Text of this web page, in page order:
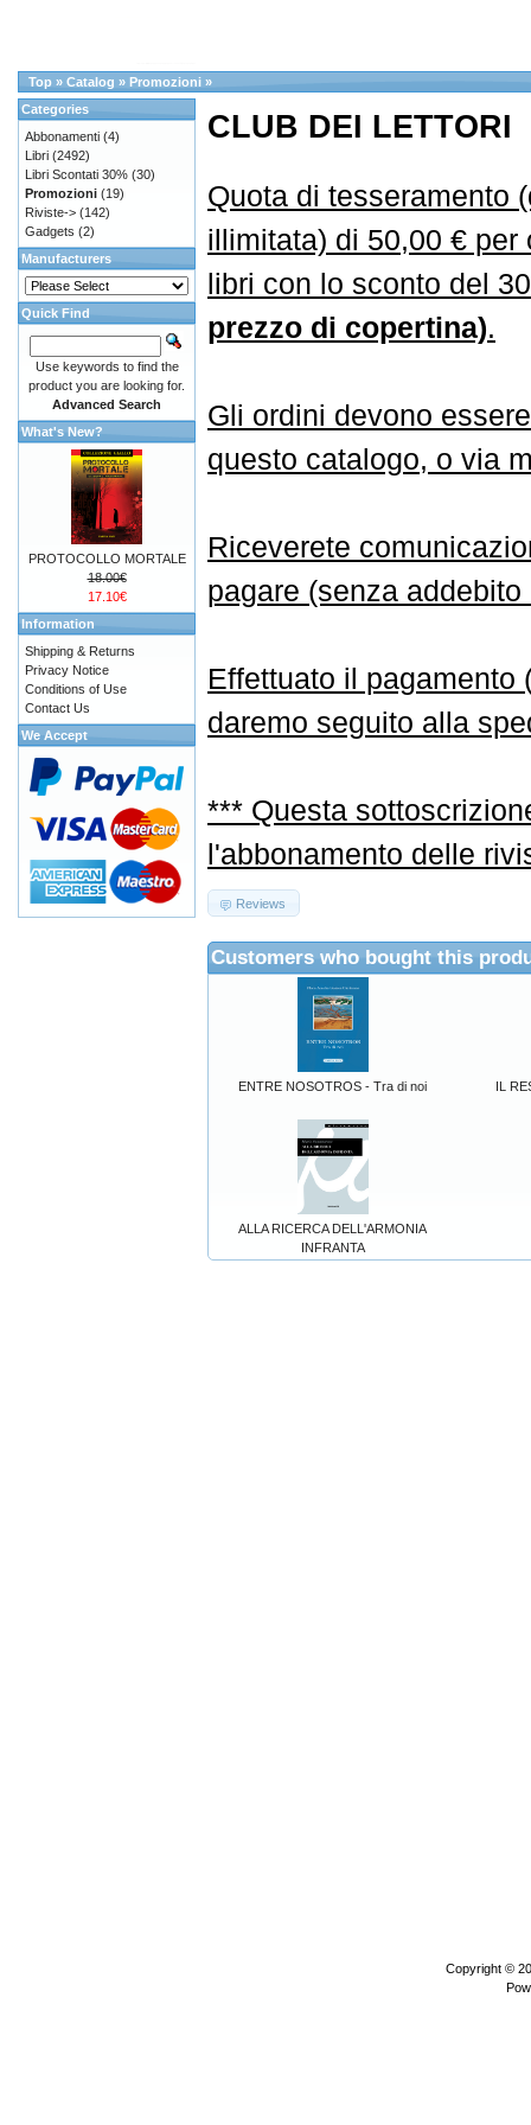
Top » Catalog » Promozioni »
CLUB DEI LETTORI
Quota di tesseramento
illimitata) di 50,00 € per
libri con lo sconto del
prezzo di copertina).
Gli ordini devono
questo catalogo, o via
Riceverete
pagare (senza
Effettuato il pagamento
daremo seguito alla
*** Questa
l'abbonamento delle
Reviews
Customers who bought this
ENTRE NOSOTROS - Tra di noi IL
ALLA RICERCA DELL'ARMONIA
INFRANTA
Categories
Abbonamenti (4)
Libri (2492)
Libri Scontati 30% (30)
Promozioni (19)
Riviste-> (142)
Gadgets (2)
Manufacturers
Quick Find
Use keywords to find the
product you are looking for.
Advanced Search
What's New?
PROTOCOLLO MORTALE
18.00€
17.10€
Information
Shipping & Returns
Privacy Notice
Conditions of Use
Contact Us
We Accept
Copyright ©